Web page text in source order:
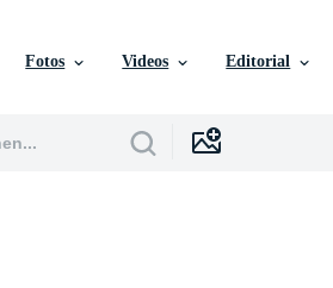
Fotos Videos Editorial